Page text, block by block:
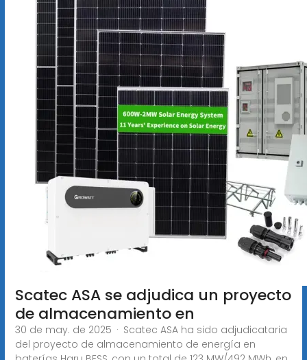
Scatec ASA se adjudica un proyecto
de almacenamiento en
30 de may. de 2025 · Scatec ASA ha sido adjudicataria
del proyecto de almacenamiento de energía en